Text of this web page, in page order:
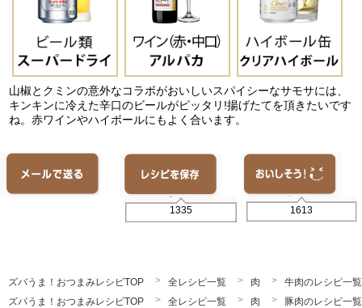
山椒とクミンの意外なコラボがおいしいスパイシーなサモサには、
キンキンに冷えた辛口のビールがピッタリ!揚げたてを頂きたいです
ね。赤ワインやハイボールにもよく合います。
1335 1613
ズバうま！おつまみレシピTOP 全レシピ一覧 肉
牛肉のレシピ一覧
ズバうま！おつまみレシピTOP
全レシピ一覧 肉 豚肉のレシピ一覧